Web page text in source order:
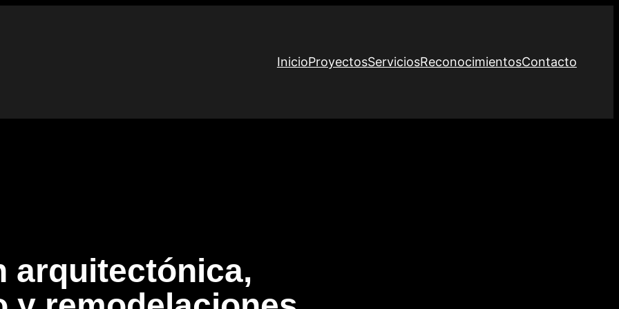
InicioProyectosServiciosReconocimientosContacto
arquitectónica,